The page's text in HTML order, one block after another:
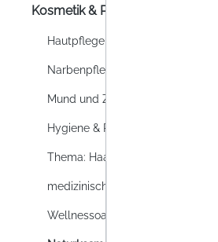
Kosmetik & Pflege
Hautpflege
Narbenpflege
Mund und Zahnpflege
Hygiene & Reinigung
Thema: Haare
medizinische Hautpflege
Wellnessoase